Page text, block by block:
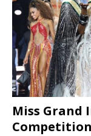
Miss Grand
Competition